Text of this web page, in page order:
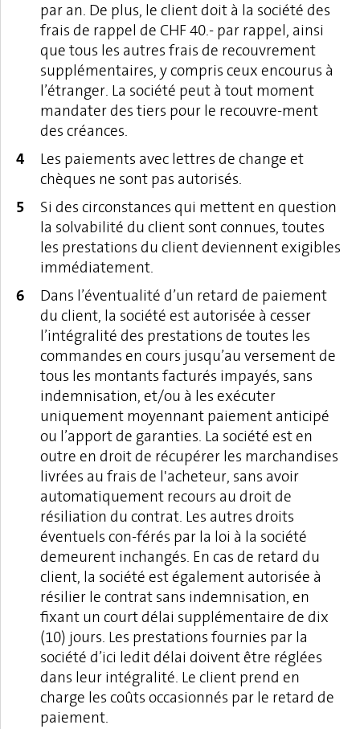
par an. De plus, le client doit à la société des
frais de rappel de CHF 40.- par rappel, ainsi
que tous les autres frais de recouvrement
supplémentaires, y compris ceux encourus à
l’étranger. La société peut à tout moment
mandater des tiers pour le recouvre-ment
des créances.
Les paiements avec lettres de change et
chèques ne sont pas autorisés.
Si des circonstances qui mettent en question
la solvabilité du client sont connues, toutes
les prestations du client deviennent exigibles
immédiatement.
Dans l’éventualité d’un retard de paiement
du client, la société est autorisée à cesser
l’intégralité des prestations de toutes les
commandes en cours jusqu’au versement de
tous les montants facturés impayés, sans
indemnisation, et/ou à les exécuter
uniquement moyennant paiement anticipé
ou l’apport de garanties. La société est en
outre en droit de récupérer les marchandises
livrées au frais de l'acheteur, sans avoir
automatiquement recours au droit de
résiliation du contrat. Les autres droits
éventuels con-férés par la loi à la société
demeurent inchangés. En cas de retard du
client, la société est également autorisée à
résilier le contrat sans indemnisation, en
fixant un court délai supplémentaire de dix
(10) jours. Les prestations fournies par la
société d’ici ledit délai doivent être réglées
dans leur intégralité. Le client prend en
charge les coûts occasionnés par le retard de
paiement.